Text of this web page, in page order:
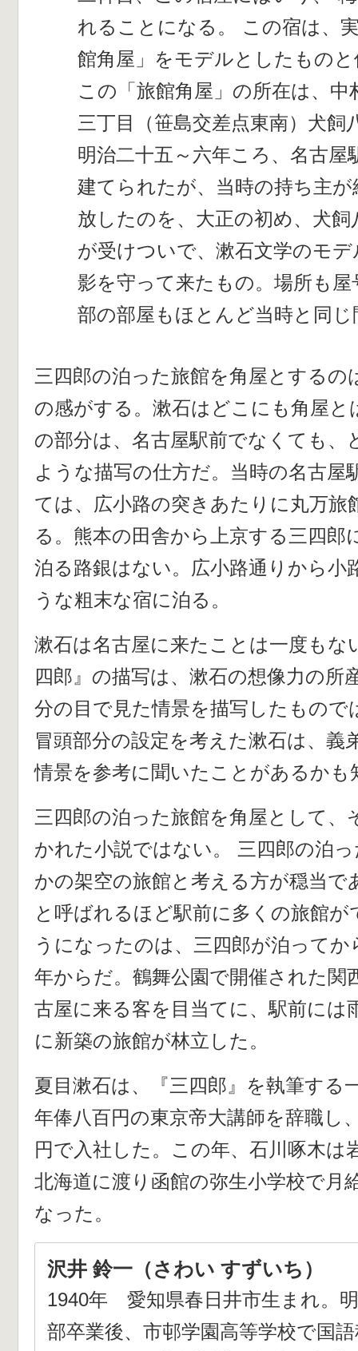
れることになる。 この宿は、
館角屋」をモデルとしたもの
この「旅館角屋」の所在は、中
三丁目（笹島交差点東南）犬飼
明治二十五～六年ころ、名古屋
建てられたが、当時の持ち主
放したのを、大正の初め、犬飼
が受けついで、漱石文学のモ
影を守って来たもの。場所も
部の部屋もほとんど当時と同
三四郎の泊った旅館を角屋とするの
の感がする。漱石はどこにも角屋と
の部分は、名古屋駅前でなくても、
ような描写の仕方だ。当時の名古屋
ては、広小路の突きあたりに丸万旅
る。熊本の田舎から上京する三四郎
泊る路銀はない。広小路通りから小
うな粗末な宿に泊る。
漱石は名古屋に来たことは一度もな
四郎』の描写は、漱石の想像力の所
分の目で見た情景を描写したもので
冒頭部分の設定を考えた漱石は、義
情景を参考に聞いたことがあるかも
三四郎の泊った旅館を角屋として
かれた小説ではない。 三四郎の泊
かの架空の旅館と考える方が穏当で
と呼ばれるほど駅前に多くの旅館
うになったのは、三四郎が泊ってか
年からだ。鶴舞公園で開催された関
古屋に来る客を目当てに、駅前には
に新築の旅館が林立した。
夏目漱石は、『三四郎』を執筆する
年俸八百円の東京帝大講師を辞職し
円で入社した。この年、石川啄木は
北海道に渡り函館の弥生小学校で月
なった。
沢井 鈴一（さわい すずいち）
1940年 愛知県春日井市生まれ。
部卒業後、市邨学園高等学校で国